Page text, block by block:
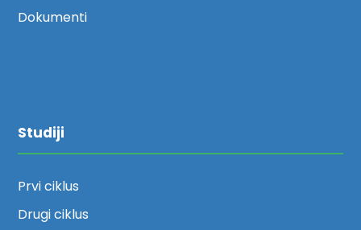
Dokumenti
Studiji
Prvi ciklus
Drugi ciklus